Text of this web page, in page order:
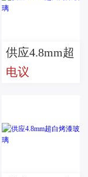
供应4.8mm超
白烤漆玻璃
电议